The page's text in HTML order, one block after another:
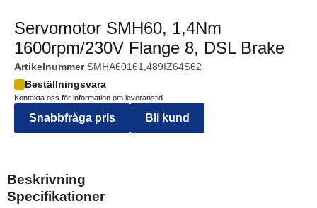
Servomotor SMH60, 1,4Nm
1600rpm/230V Flange 8, DSL Brake
Artikelnummer SMHA60161,489IZ64S62
Beställningsvara
Kontakta oss för information om leveranstid.
Snabbfråga pris Bli kund
Beskrivning
Specifikationer